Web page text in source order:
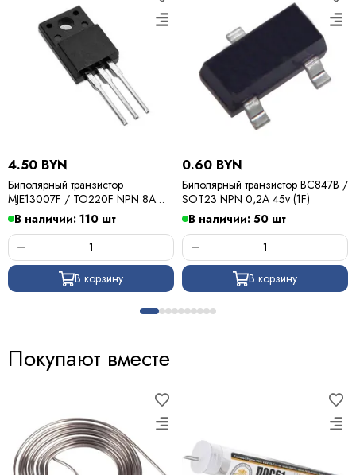
4.50 BYN
Биполярный транзистор
MJE13007F / TO220F NPN 8A
400v
В наличии: 110 шт
В корзину
0.60 BYN
Биполярный транзистор BC847B /
SOT23 NPN 0,2A 45v (1F)
В наличии: 50 шт
В корзину
Покупают вместе